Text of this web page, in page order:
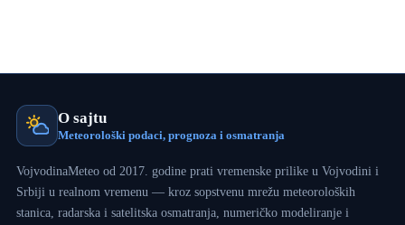
O sajtu
Meteorološki podaci, prognoza i osmatranja
VojvodinaMeteo od 2017. godine prati vremenske prilike u Vojvodini i
Srbiji u realnom vremenu — kroz sopstvenu mrežu meteoroloških
stanica, radarska i satelitska osmatranja, numeričko modeliranje i